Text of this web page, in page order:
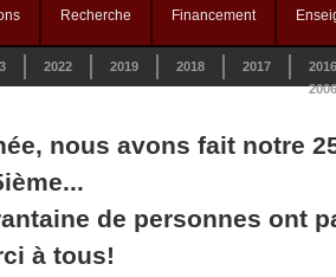
Recherche Financement
2022 2019 2018 2017
2016
2006
nous avons fait notre
de personnes ont
à tous!